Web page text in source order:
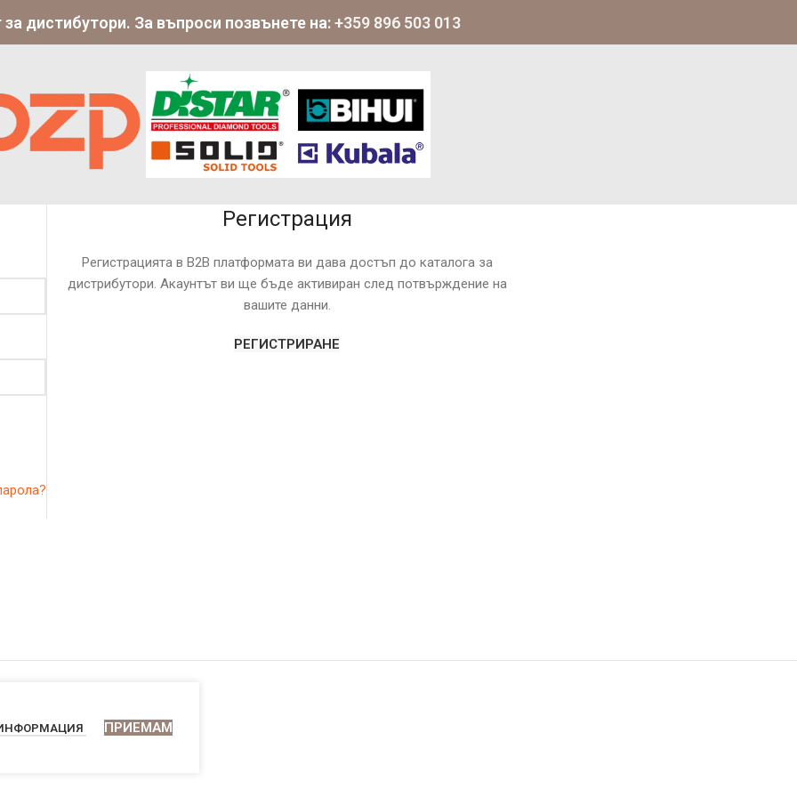
за дистибутори. За въпроси позвънете на:+359 896 503 013
Регистрация
Регистрацията в B2B платформата ви дава достъп до каталога за
дистрибутори. Акаунтът ви ще бъде активиран след потвърждение на
вашите данни.
РЕГИСТРИРАНЕ
ПРИЕМАМ